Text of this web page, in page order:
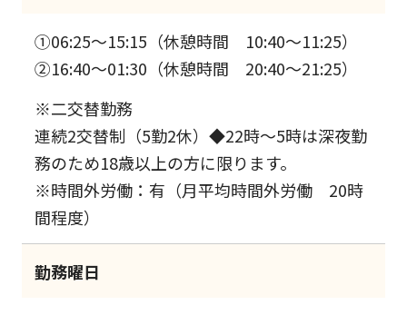
①06:25～15:15（休憩時間 10:40～11:25）
②16:40～01:30（休憩時間 20:40～21:25）
※二交替勤務
連続2交替制（5勤2休）◆22時～5時は深夜勤
務のため18歳以上の方に限ります。
※時間外労働：有（月平均時間外労働 20時
間程度）
勤務曜日